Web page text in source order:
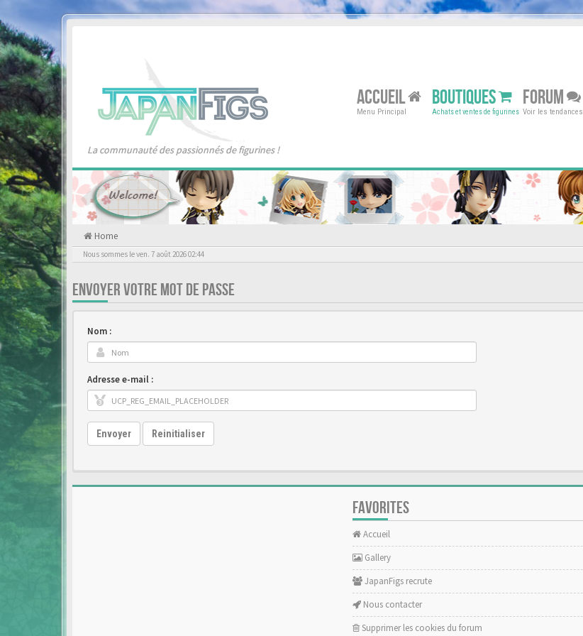
La communauté des passionnés de figurines !
ACCUEIL
Menu Principal
BOUTIQUES
Achats et ventes de figurines
FORUM
Voir les tendances
Home
Nous sommes le ven. 7 août 2026 02:44
ENVOYER VOTRE MOT DE PASSE
Nom :
Adresse e-mail :
Envoyer Reinitialiser
FAVORITES
Accueil
Gallery
JapanFigs recrute
Nous contacter
Supprimer les cookies du forum